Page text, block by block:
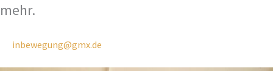
mehr.
inbewegung@gmx.de